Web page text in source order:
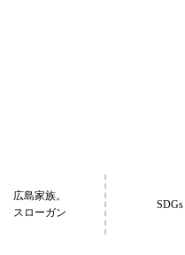
広島家族。
スローガン
SDGs